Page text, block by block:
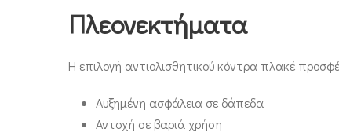
Πλεονεκτήματα
Η επιλογή αντιολισθητικού κόντρα πλακέ
Αυξημένη ασφάλεια σε δάπεδα
Αντοχή σε βαριά χρήση